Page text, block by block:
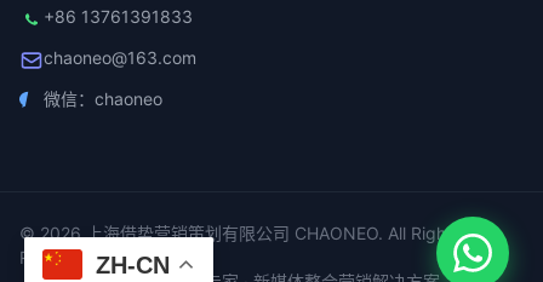
+86 13761391833
chaoneo@163.com
微信：chaoneo
© 2026 上海借势营销策划有限公司 CHAONEO. All Rights
Reserved.ZH-CN